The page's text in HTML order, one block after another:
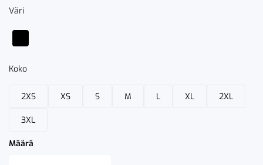
Väri
Koko
2XS XS S M L XL 2XL
3XL
Määrä